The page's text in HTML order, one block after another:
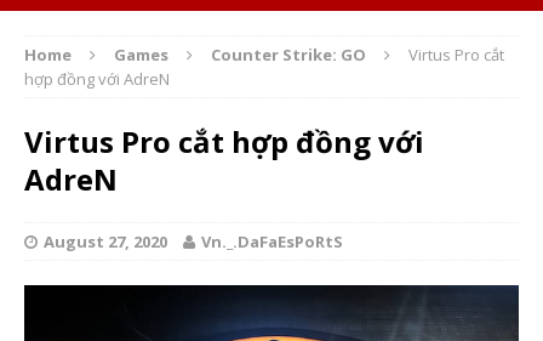
Home Games Counter Strike: GO
Virtus Pro cắt
hợp đồng với AdreN
Virtus Pro cắt hợp đồng với
AdreN
August 27, 2020 Vn._.DaFaEsPoRtS